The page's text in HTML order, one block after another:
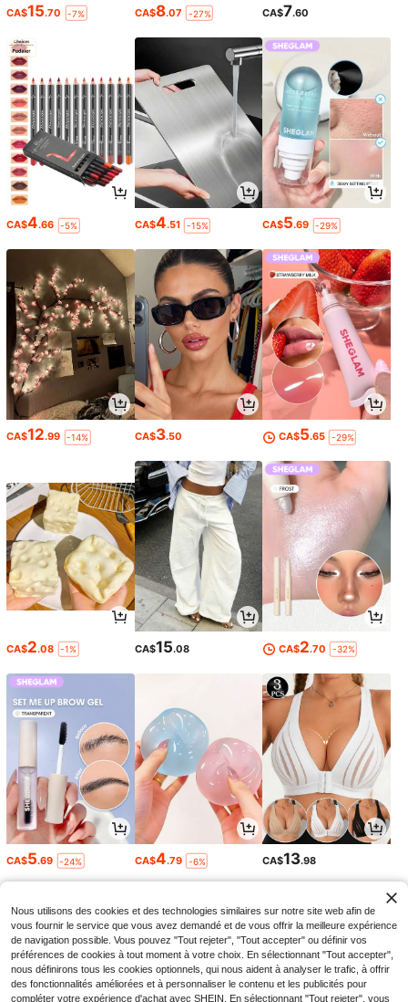
CA$15.70 -7% CA$8.07 -27% CA$7.60
CA$4.66 -5% CA$4.51 -15% CA$5.69 -29%
CA$12.99 -14% CA$3.50 CA$5.65 -29%
CA$2.08 -1% CA$15.08 CA$2.70 -32%
CA$5.69 -24% CA$4.79 -6% CA$13.98
Nous utilisons des cookies et des technologies similaires sur notre site web afin de
vous fournir le service que vous avez demandé et de vous offrir la meilleure expérience
de navigation possible. Vous pouvez "Tout rejeter", "Tout accepter" ou définir vos
préférences de cookies à tout moment à votre choix. En sélectionnant "Tout accepter",
nous définirons tous les cookies optionnels, qui nous aident à analyser le trafic, à offrir
des fonctionnalités améliorées et à personnaliser le contenu et les publicités pour
compléter votre expérience d'achat avec SHEIN. En sélectionnant "Tout rejeter", vous